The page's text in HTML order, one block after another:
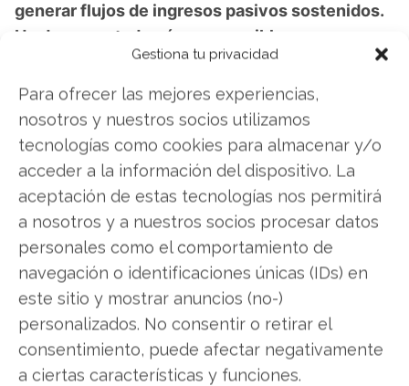
Gestiona tu privacidad
Para ofrecer las mejores experiencias,
nosotros y nuestros socios utilizamos
tecnologías como cookies para almacenar y/o
acceder a la información del dispositivo. La
aceptación de estas tecnologías nos permitirá
a nosotros y a nuestros socios procesar datos
personales como el comportamiento de
navegación o identificaciones únicas (IDs) en
este sitio y mostrar anuncios (no-)
personalizados. No consentir o retirar el
consentimiento, puede afectar negativamente
a ciertas características y funciones.
generar flujos de ingresos pasivos sostenidos.
He documentado cómo es posible comenzar
con apenas USD 500 y estructurar una cartera
que genere ingresos incluso mientras duermes,
transformando la lógica tradicional de ingresos
y gastos. En mi webinar gratuito del 17 de
noviembre te presento exactamente cómo
construir tu propia línea dorada y los tres
pilares que dominan la economía de todo
inversor.Descubre cómo construir tu línea
dorada de ingresos
IBM